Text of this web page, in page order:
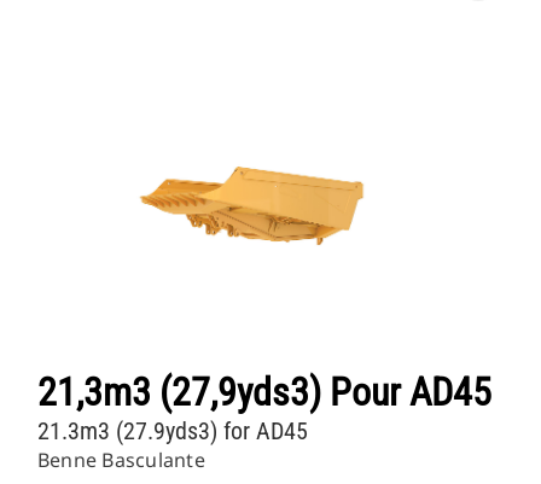
21,3m3 (27,9yds3) Pour AD45
Benne Basculante
21.3m3 (27.9yds3) for AD45